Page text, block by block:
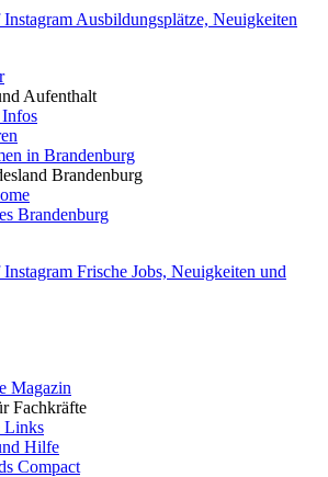
Instagram Ausbildungsplätze, Neuigkeiten
Aufenthalt
in Brandenburg
Brandenburg
Brandenburg
Instagram Frische Jobs, Neuigkeiten und
Magazin
Fachkräfte
Links
Hilfe
Compact